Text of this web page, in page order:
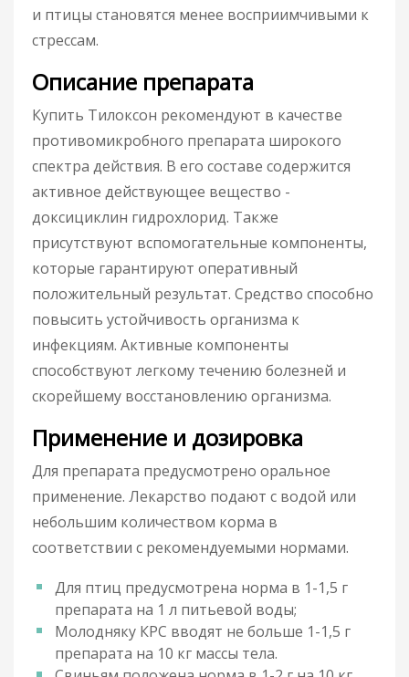
и птицы становятся менее восприимчивыми к
стрессам.
Описание препарата
Купить Тилоксон рекомендуют в качестве
противомикробного препарата широкого
спектра действия. В его составе содержится
активное действующее вещество -
доксициклин гидрохлорид. Также
присутствуют вспомогательные компоненты,
которые гарантируют оперативный
положительный результат. Средство способно
повысить устойчивость организма к
инфекциям. Активные компоненты
способствуют легкому течению болезней и
скорейшему восстановлению организма.
Применение и дозировка
Для препарата предусмотрено оральное
применение. Лекарство подают с водой или
небольшим количеством корма в
соответствии с рекомендуемыми нормами.
Для птиц предусмотрена норма в 1-1,5 г
препарата на 1 л питьевой воды;
Молодняку КРС вводят не больше 1-1,5 г
препарата на 10 кг массы тела.